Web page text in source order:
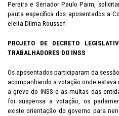
Pereira e Senador Paulo Paim,
pauta específica dos aposentados a
eleita Dilma Roussef.
PROJETO DE DECRETO
TRABALHADORES DO INSS
Os aposentados participaram da
acompanhando a votação onde estava
a greve do INSS e as multas das
foi suspensa a votação, os
existe orientação do governo para